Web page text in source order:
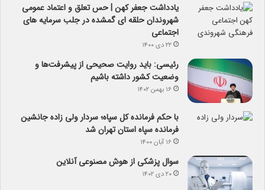
یادداشت جعفر کهن | حس تعلق و اعتماد عمومی
شهروندان حلقه ای گمشده در جلب سرمایه های
اجتماعی
۲۲ دی ۱۴۰۰
رئیسی: باید روایت صحیحی از پیشرفت‌ها و
وضعیت کشور داشته باشیم
۱۶ بهمن ۱۴۰۲
با حکم فرمانده کل سپاه؛ سردار ولی زاده جانشین
فرمانده سپاه استان تهران شد
۱۶ آبان ۱۴۰۰
سوال پزشکی از هوش مصنوعی آنلاین
۲۰ دی ۱۴۰۲